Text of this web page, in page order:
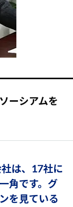
ーシアムを
は、17社に
角です。グ
を見ている